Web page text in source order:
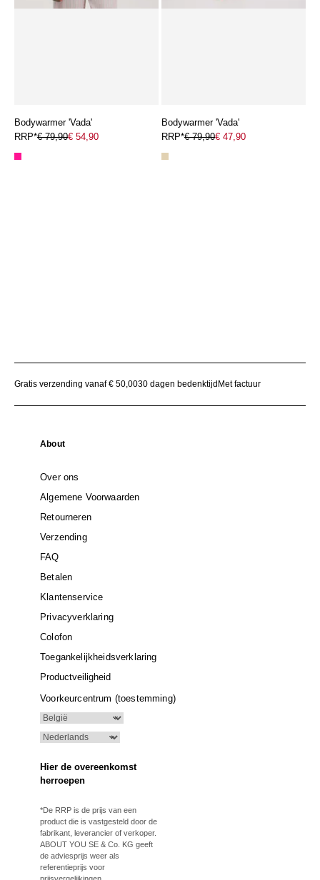
Bodywarmer 'Vada'
RRP*€ 79,90€ 54,90
Bodywarmer 'Vada'
RRP*€ 79,90€ 47,90
Gratis verzending vanaf € 50,0030 dagen bedenktijd Met factuur
About
Over ons
Algemene Voorwaarden
Retourneren
Verzending
FAQ
Betalen
Klantenservice
Privacyverklaring
Colofon
Toegankelijkheidsverklaring
Productveiligheid
Voorkeurcentrum (toestemming)
Hier de overeenkomst
herroepen
*De RRP is de prijs van een
product die is vastgesteld door de
fabrikant, leverancier of verkoper.
ABOUT YOU SE & Co. KG geeft
de adviesprijs weer als
referentieprijs voor